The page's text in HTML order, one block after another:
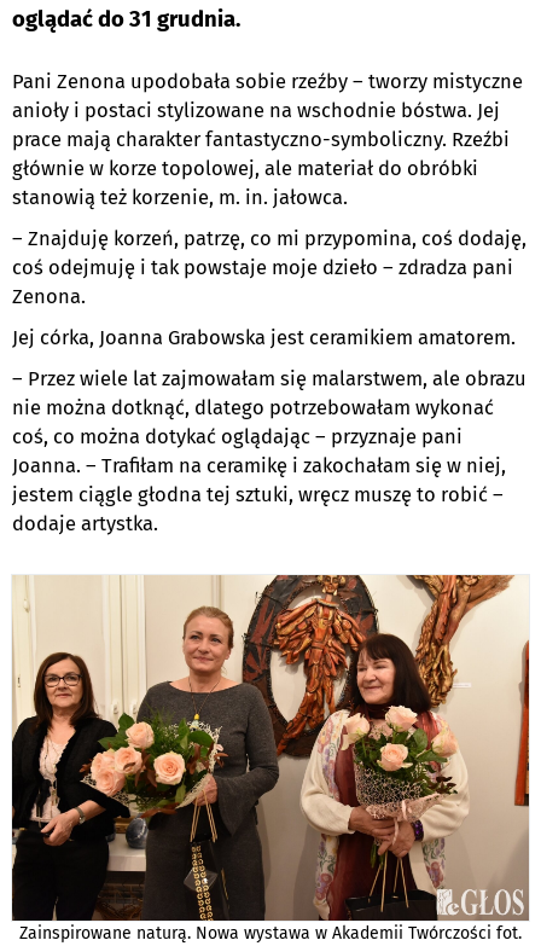
oglądać do 31 grudnia.
Pani Zenona upodobała sobie rzeźby – tworzy mistyczne
anioły i postaci stylizowane na wschodnie bóstwa. Jej
prace mają charakter fantastyczno-symboliczny. Rzeźbi
głównie w korze topolowej, ale materiał do obróbki
stanowią też korzenie, m. in. jałowca.
– Znajduję korzeń, patrzę, co mi przypomina, coś dodaję,
coś odejmuję i tak powstaje moje dzieło – zdradza pani
Zenona.
Jej córka, Joanna Grabowska jest ceramikiem amatorem.
– Przez wiele lat zajmowałam się malarstwem, ale obrazu
nie można dotknąć, dlatego potrzebowałam wykonać
coś, co można dotykać oglądając – przyznaje pani
Joanna. – Trafiłam na ceramikę i zakochałam się w niej,
jestem ciągle głodna tej sztuki, wręcz muszę to robić –
dodaje artystka.
Zainspirowane naturą. Nowa wystawa w Akademii Twórczości fot.